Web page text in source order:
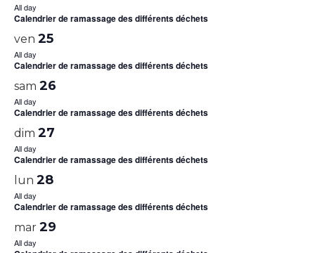
All day
Calendrier de ramassage des différents déchets
ven 25
All day
Calendrier de ramassage des différents déchets
sam 26
All day
Calendrier de ramassage des différents déchets
dim 27
All day
Calendrier de ramassage des différents déchets
lun 28
All day
Calendrier de ramassage des différents déchets
mar 29
All day